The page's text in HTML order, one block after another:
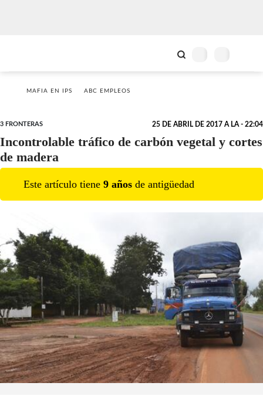
MAFIA EN IPS ABC EMPLEOS
3 FRONTERAS 25 DE ABRIL DE 2017 A LA - 22:04
Incontrolable tráfico de carbón vegetal y cortes
de madera
Este artículo tiene 9 años de antigüedad